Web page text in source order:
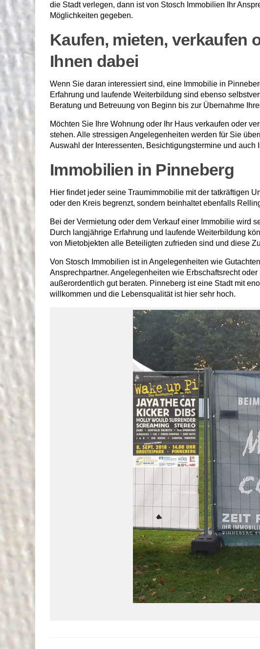
die Stadt verlegen, dann ist von Stosch Immobilien Ihr
Möglichkeiten gegeben.
Kaufen, mieten, verkaufen
Ihnen dabei
Wenn Sie daran interessiert sind, eine Immobilie in
Erfahrung und laufende Weiterbildung sind ebenso
Beratung und Betreuung von Beginn bis zur Übernahme
Möchten Sie Ihre Wohnung oder Ihr Haus verkaufen oder
stehen. Alle stressigen Angelegenheiten werden für Sie
Auswahl der Interessenten, Besichtigungstermine und
Immobilien in Pinneberg
Hier findet jeder seine Traumimmobilie mit der tatkräftigen
oder den Kreis begrenzt, sondern beinhaltet ebenfalls
Bei der Vermietung oder dem Verkauf einer Immobilie wird
Durch langjährige Erfahrung und laufende Weiterbildung
von Mietobjekten alle Beteiligten zufrieden sind und diese
Von Stosch Immobilien ist in Angelegenheiten wie
Ansprechpartner. Angelegenheiten wie Erbschaftsrecht
außerordentlich gut beraten. Pinneberg ist eine Stadt mit
willkommen und die Lebensqualität ist hier sehr hoch.